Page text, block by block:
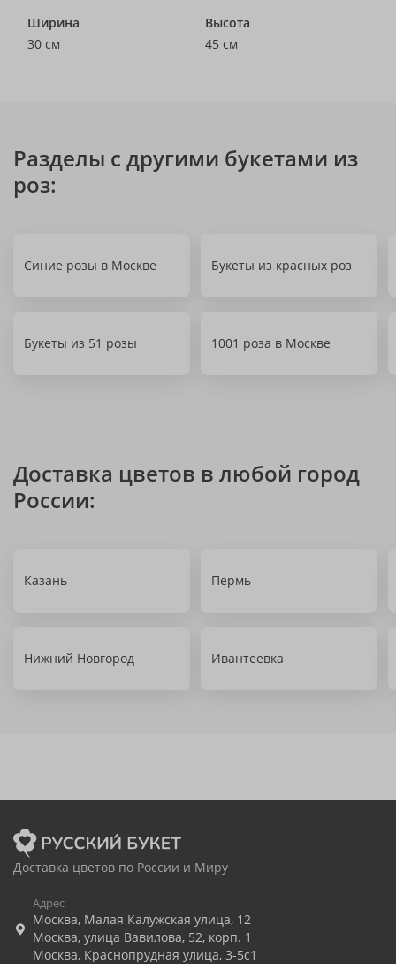
Ширина
30 см
Высота
45 см
Разделы с другими букетами из
роз:
Синие розы в Москве Букеты из красных роз
Букеты из 51 розы 1001 роза в Москве
Доставка цветов в любой город
России:
Казань Пермь
Нижний Новгород Ивантеевка
Доставка цветов по России и Миру
Адрес
Москва, Малая Калужская улица, 12
Москва, улица Вавилова, 52, корп. 1
Москва, Краснопрудная улица, 3-5с1